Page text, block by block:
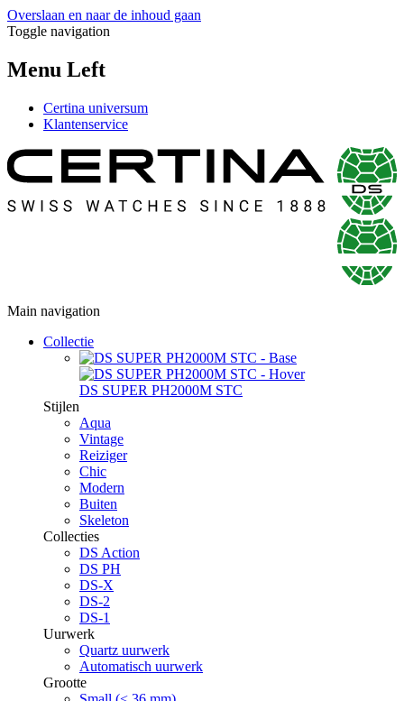
Overslaan en naar de inhoud gaan
Toggle navigation
Menu Left
Certina universum
Klantenservice
Main navigation
Collectie
DS SUPER PH2000M STC
Stijlen
Aqua
Vintage
Reiziger
Chic
Modern
Buiten
Skeleton
Collecties
DS Action
DS PH
DS-X
DS-2
DS-1
Uurwerk
Quartz uurwerk
Automatisch uurwerk
Grootte